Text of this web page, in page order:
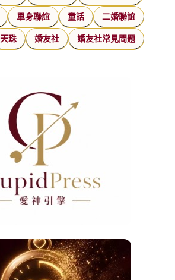
單身聯誼 童話 二婚聯誼
天珠 婚友社 婚友社常見問題